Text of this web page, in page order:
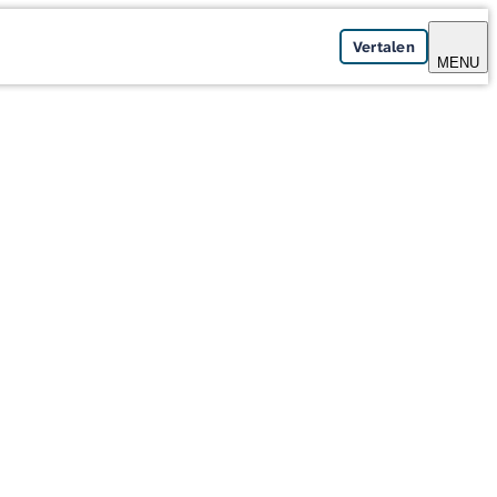
Vertalen
MENU